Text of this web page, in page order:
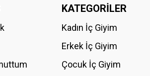
Bu ürüne ilk yorumu siz yapın!
KATEGORİLER
Kadın İç Giyim
Erkek İç Giyim
Çocuk İç Giyim